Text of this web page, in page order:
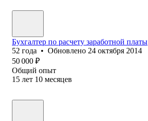
Бухгалтер по расчету заработной платы
52 года • Обновлено 24 октября 2014
50 000 ₽
Общий опыт
15 лет 10 месяцев